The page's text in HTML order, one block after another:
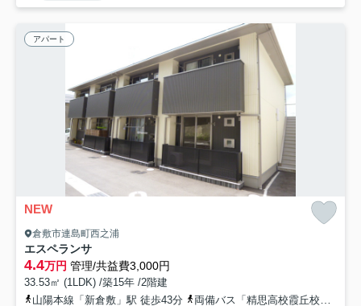
アパート
NEW
倉敷市連島町西之浦
エスペランサ
4.4万円 管理/共益費3,000円
33.53㎡ (1LDK) /築15年 /2階建
山陽本線「新倉敷」駅 徒歩43分
両備バス「精思高校霞丘校入口」バス停下車 徒歩1分